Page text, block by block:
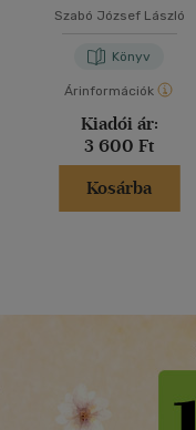
Szabó József László
Könyv
Árinformációk
Kiadói ár:
3 600 Ft
Kosárba